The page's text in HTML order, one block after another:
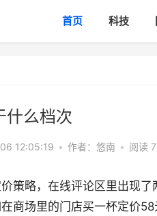
首页 科技
什么档次
12:05:19 • 作者：悠南 • 阅读
策略，在线评论区里出现
商场里的门店买一杯定价